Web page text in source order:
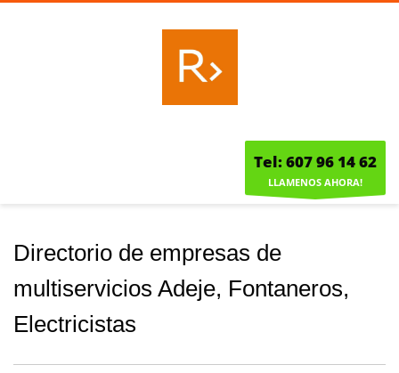
Tel: 607 96 14 62
LLAMENOS AHORA!
Directorio de empresas de
multiservicios Adeje, Fontaneros,
Electricistas